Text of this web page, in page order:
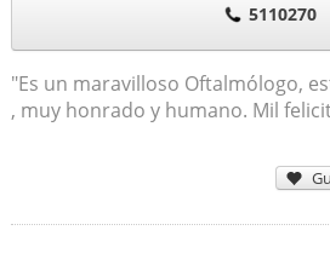
5110270
"Es un maravilloso Oftalmólogo,
, muy honrado y humano. Mil